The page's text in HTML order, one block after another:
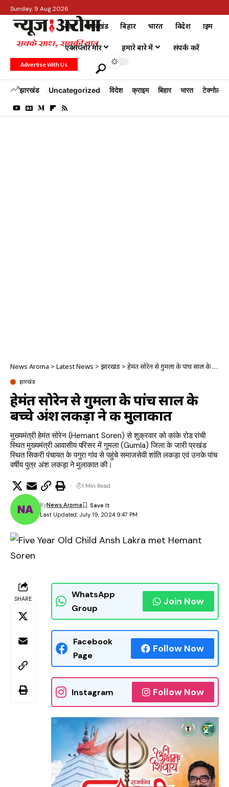
Sunday, 9 Aug 2026
होम झारखंड बिहार भारत विदेश क्राइम
एक्सप्लोर मोर हमारे बारे में संपर्क करें
Advertise With Us
झारखंड Uncategorized विदेश क्राइम बिहार भारत टेक्नोलॉजी
News Aroma > Latest News > झारखंड > हेमंत सोरेन से गुमला के पांच साल के बच्चे अंश लकड़ा ने की मुलाकात
झारखंड
हेमंत सोरेन से गुमला के पांच साल के
बच्चे अंश लकड़ा ने की मुलाकात
मुख्यमंत्री हेमंत सोरेन (Hemant Soren) से शुक्रवार काे कांके रोड रांची
स्थित मुख्यमंत्री आवासीय परिसर में गुमला (Gumla) जिला के जारी प्रखंड
स्थित सिकरी पंचायत के पगुरा गांव से पहुंचे समाजसेवी शांति लकड़ा एवं उनके पांच
वर्षीय पुत्र अंश लकड़ा ने मुलाकात की।
Last Updated: July 19, 2024 9:47 PM
ByNews Aroma
1 Min Read
SHARE
WhatsApp
Group
Join Now
Facebook
Page
Follow Now
Instagram Follow Now